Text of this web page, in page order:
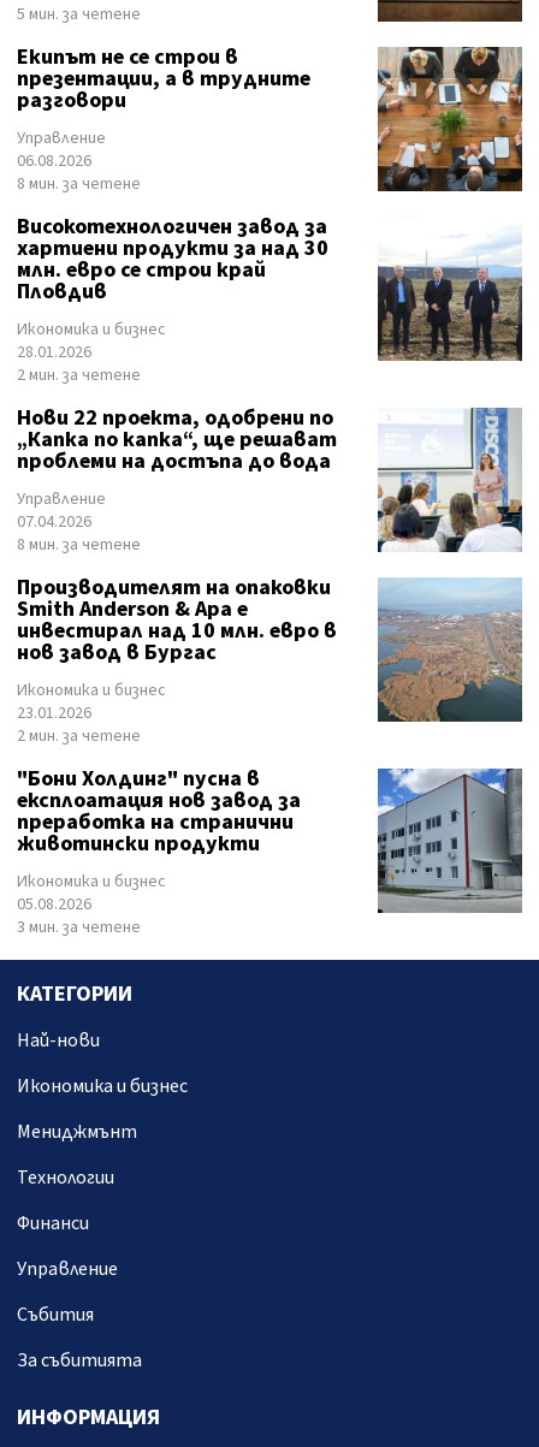
5 мин. за четене
Екипът не се строи в
презентации, а в трудните
разговори
Управление
06.08.2026
8 мин. за четене
Високотехнологичен завод за
хартиени продукти за над 30
млн. евро се строи край
Пловдив
Икономика и бизнес
28.01.2026
2 мин. за четене
Нови 22 проекта, одобрени по
„Капка по капка“, ще решават
проблеми на достъпа до вода
Управление
07.04.2026
8 мин. за четене
Производителят на опаковки
Ѕmіth Аndеrѕоn & Ара е
инвестирал над 10 млн. евро в
нов завод в Бургас
Икономика и бизнес
23.01.2026
2 мин. за четене
"Бони Холдинг" пусна в
експлоатация нов завод за
преработка на странични
животински продукти
Икономика и бизнес
05.08.2026
3 мин. за четене
КАТЕГОРИИ
Най-нови
Икономика и бизнес
Мениджмънт
Технологии
Финанси
Управление
Събития
За събитията
ИНФОРМАЦИЯ